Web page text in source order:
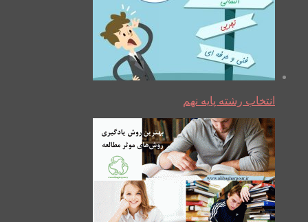
انتخاب رشته پایه نهم